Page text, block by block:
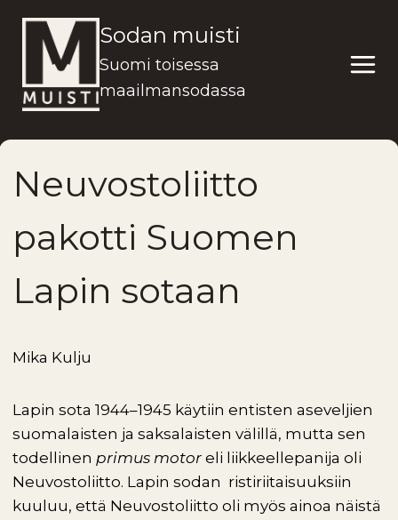
sisältöön
Sodan muisti
Suomi toisessa
maailmansodassa
Neuvostoliitto
pakotti Suomen
Lapin sotaan
Mika Kulju
Lapin sota 1944–1945 käytiin entisten aseveljien
suomalaisten ja saksalaisten välillä, mutta sen
todellinen primus motor eli liikkeellepanija oli
Neuvostoliitto. Lapin sodan ristiriitaisuuksiin
kuuluu, että Neuvostoliitto oli myös ainoa näistä